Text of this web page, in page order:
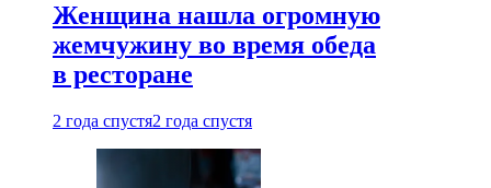
Женщина нашла огромную
жемчужину во время обеда
в ресторане
2 года спустя2 года спустя